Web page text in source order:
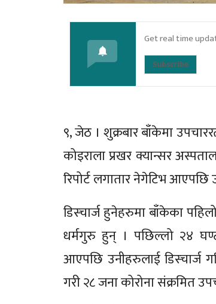
Get real time
Subscribe
९, जेठ । शुक्रबार बाँकेमा
कोइराला प्रखर क्यान्सर
रिपोर्ट लगातार नेगेटिभ आएपछि
डिस्चार्ज हुनेहरुमा बाँकेका
धर्मगुरु हुन् । पछिल्लो २४
आएपछि उनीहरुलाई डिस्चार्ज
गरी २८ जना कोरोना संक्रमित